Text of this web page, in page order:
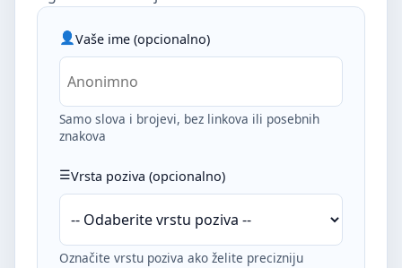
Vaše ime (opcionalno)
Samo slova i brojevi, bez linkova ili posebnih
znakova
Vrsta poziva (opcionalno)
Označite vrstu poziva ako želite precizniju